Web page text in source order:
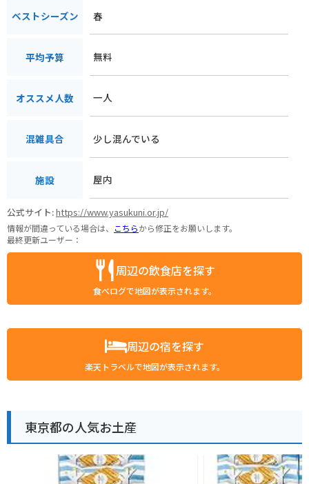
ベストシーズン 春
平均予算 無料
オススメ人数 一人
混雑具合 少し混んでいる
施設 屋内
公式サイト:https://www.yasukuni.or.jp/
情報が間違っている場合は、 こちらから修正をお願いします。
最終更新ユーザー：
周辺の飲食店を探す
食べログで地図が表示されます。
周辺の宿を探す
楽天トラベルで地図が表示されます。
東京都の人気お土産